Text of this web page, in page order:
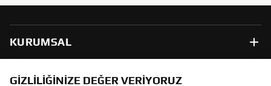
KURUMSAL
B2B
GIZLILIĞINIZE DEĞER VERIYORUZ